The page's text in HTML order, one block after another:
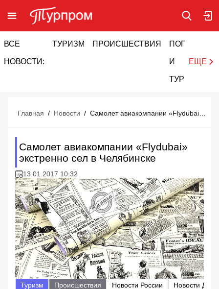
ВСЕ
НОВОСТИ:
ТУРИЗМ ПРОИСШЕСТВИЯ ПОГОДА
И
ТУРИЗМ
ЕЩЕ
Главная / Новости /
Самолет авиакомпании «Flydubai»
экстренно сел в Челябинске
13.01.2017 10:32
Туризм Происшествия Новости России Новости